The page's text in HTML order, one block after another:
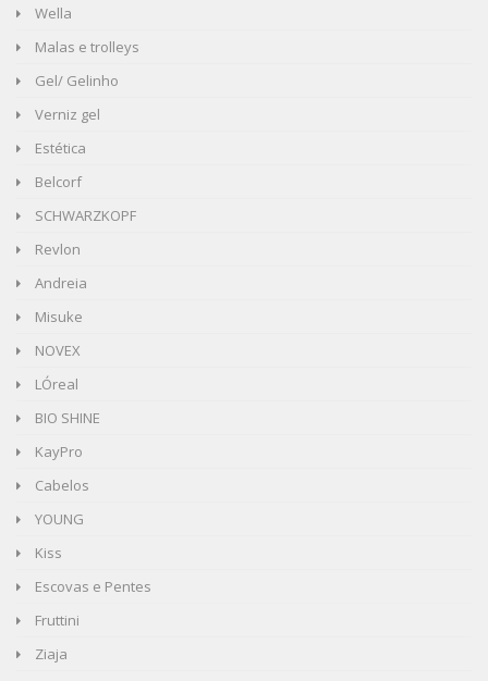
Wella
Malas e trolleys
Gel/ Gelinho
Verniz gel
Estética
Belcorf
SCHWARZKOPF
Revlon
Andreia
Misuke
NOVEX
LÓreal
BIO SHINE
KayPro
Cabelos
YOUNG
Kiss
Escovas e Pentes
Fruttini
Ziaja